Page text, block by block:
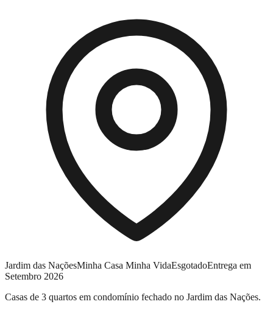
Jardim das NaçõesMinha Casa Minha VidaEsgotadoEntrega em
Setembro 2026
Casas de 3 quartos em condomínio fechado no Jardim das Nações.